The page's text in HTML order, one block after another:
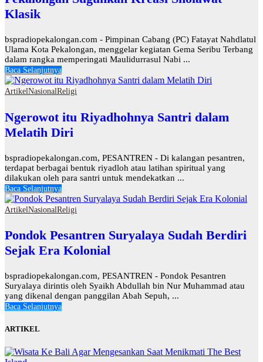
Klasik
bspradiopekalongan.com - Pimpinan Cabang (PC) Fatayat Nahdlatul
Ulama Kota Pekalongan, menggelar kegiatan Gema Seribu Terbang
dalam rangka memperingati Maulidurrasul Nabi ...
Baca Selanjutnya
ArtikelNasionalReligi
Ngerowot itu Riyadhohnya Santri dalam
Melatih Diri
bspradiopekalongan.com, PESANTREN - Di kalangan pesantren,
terdapat berbagai bentuk riyadloh atau latihan spiritual yang
dilakukan oleh para santri untuk mendekatkan ...
Baca Selanjutnya
ArtikelNasionalReligi
Pondok Pesantren Suryalaya Sudah Berdiri
Sejak Era Kolonial
bspradiopekalongan.com, PESANTREN - Pondok Pesantren
Suryalaya dirintis oleh Syaikh Abdullah bin Nur Muhammad atau
yang dikenal dengan panggilan Abah Sepuh, ...
Baca Selanjutnya
ARTIKEL